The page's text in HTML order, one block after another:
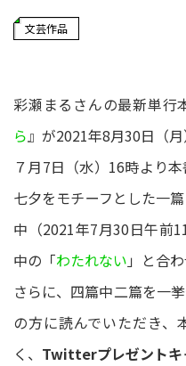
文芸作品
彩瀬まるさんの最新単行
ら』が2021年8月30日（
７月7日（水）16時より
七夕をモチーフとした一
中（2021年7月30日午前
中の「わたれない 」と合
さらに、四篇中二篇を一
の方に読んでいただき、
く、 Twitterプレゼントキ